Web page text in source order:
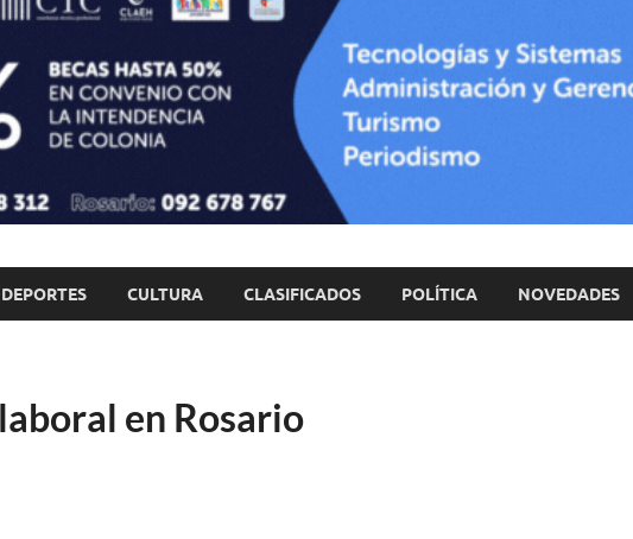
DEPORTES CULTURA CLASIFICADOS POLÍTICA NOVEDADES
en Rosario